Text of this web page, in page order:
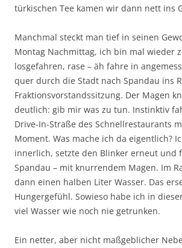
türkischen Tee kamen wir dann nett ins
Manchmal steckt man tief in seinen
Montag Nachmittag, ich bin mal wieder
losgefahren, rase – äh fahre in
quer durch die Stadt nach Spandau ins
Fraktionsvorstandssitzung. Der Magen
deutlich: gib mir was zu tun. Instinktiv
Drive-In-Straße des Schnellrestaurants
Moment. Was mache ich da eigentlich?
innerlich, setzte den Blinker erneut und
Spandau – mit knurrendem Magen. Im
dann einen halben Liter Wasser. Das
Hungergefühl. Sowieso habe ich in
viel Wasser wie noch nie getrunken.
Ein netter, aber nicht maßgeblicher